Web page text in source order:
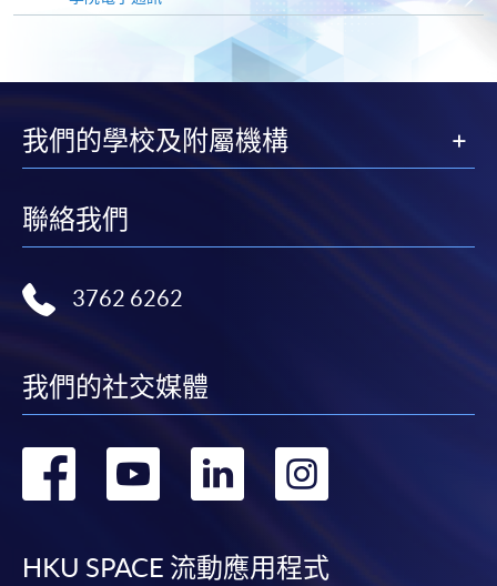
我們的學校及附屬機構
聯絡我們
3762 6262
我們的社交媒體
轉 轉 轉 轉
HKU SPACE 流動應用程式